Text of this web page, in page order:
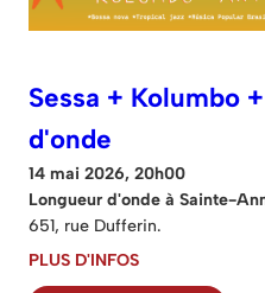
Sessa + Kolumbo
d'onde
14 mai 2026, 20h00
Longueur d'onde à Sainte-
651, rue Dufferin.
PLUS D'INFOS